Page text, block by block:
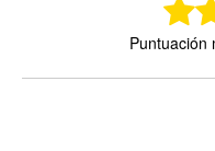
Puntuación